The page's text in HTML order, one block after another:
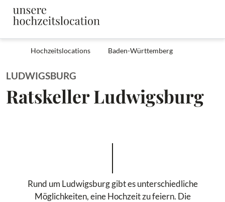
Hochzeitslocations Baden-Württemberg
LUDWIGSBURG
Ratskeller Ludwigsburg
Rund um Ludwigsburg gibt es unterschiedliche
Möglichkeiten, eine Hochzeit zu feiern. Die